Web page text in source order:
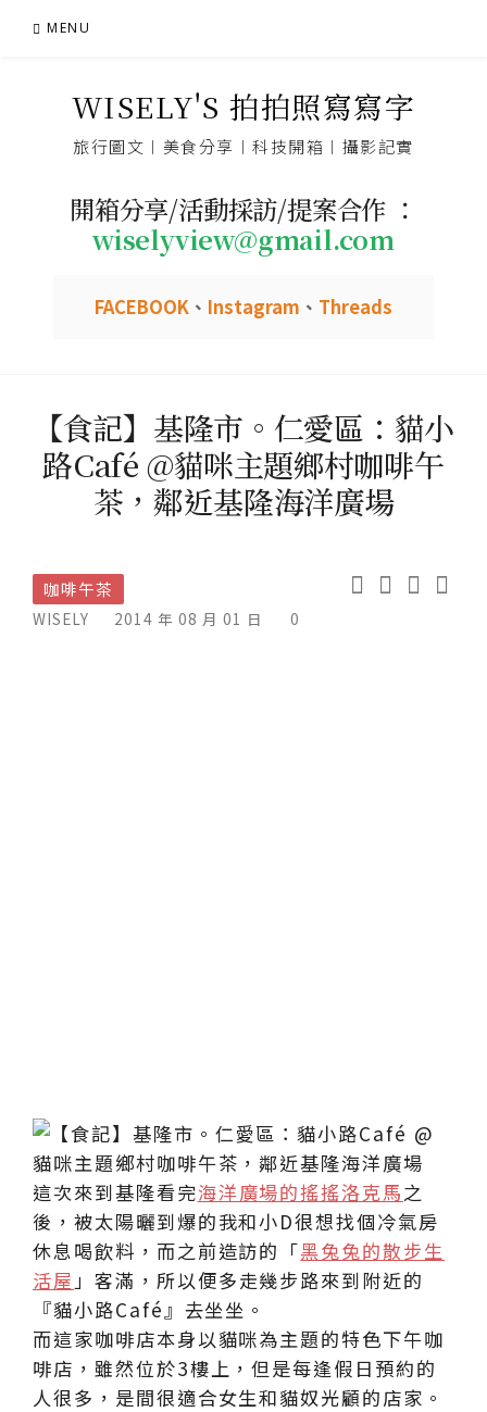
MENU
WISELY'S 拍拍照寫寫字
旅行圖文︱美食分享︱科技開箱︱攝影記實
開箱分享/活動採訪/提案合作 ：
wiselyview@gmail.com
FACEBOOK 、 Instagram 、 Threads
【食記】基隆市。仁愛區：貓小
路Café @貓咪主題鄉村咖啡午
茶，鄰近基隆海洋廣場
咖啡午茶
WISELY 2014 年 08 月 01 日 0
這次來到基隆看完海洋廣場的搖搖洛克馬之
後，被太陽曬到爆的我和小D很想找個冷氣房
休息喝飲料，而之前造訪的「黑兔兔的散步生
活屋 」客滿，所以便多走幾步路來到附近的
『貓小路Café』去坐坐。
而這家咖啡店本身以貓咪為主題的特色下午咖
啡店，雖然位於3樓上，但是每逢假日預約的
人很多，是間很適合女生和貓奴光顧的店家。